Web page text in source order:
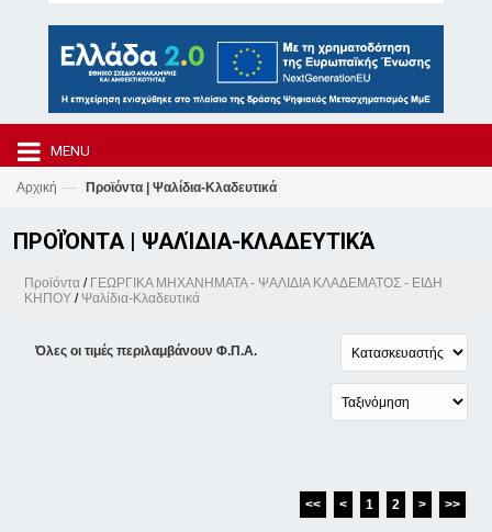
MENU
Αρχική — Προϊόντα | Ψαλίδια-Κλαδευτικά
ΠΡΟΪΌΝΤΑ | ΨΑΛΊΔΙΑ-ΚΛΑΔΕΥΤΙΚΆ
Προϊόντα / ΓΕΩΡΓΙΚΑ ΜΗΧΑΝΗΜΑΤΑ - ΨΑΛΙΔΙΑ ΚΛΑΔΕΜΑΤΟΣ - ΕΙΔΗ
ΚΗΠΟΥ / Ψαλίδια-Κλαδευτικά
Όλες οι τιμές περιλαμβάνουν Φ.Π.Α.
<< < 1 2 > >>